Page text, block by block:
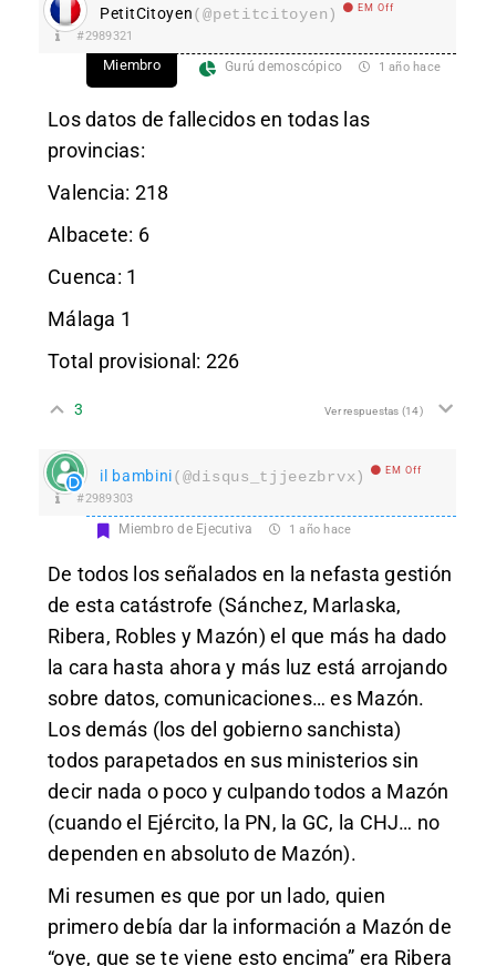
PetitCitoyen(@petitcitoyen) EM Off
#2989321
Miembro Gurú demoscópico 1 año hace
Los datos de fallecidos en todas las
provincias:
Valencia: 218
Albacete: 6
Cuenca: 1
Málaga 1
Total provisional: 226
3 Ver respuestas (14)
il bambini(@disqus_tjjeezbrvx) EM Off
#2989303
Miembro de Ejecutiva 1 año hace
De todos los señalados en la nefasta gestión
de esta catástrofe (Sánchez, Marlaska,
Ribera, Robles y Mazón) el que más ha dado
la cara hasta ahora y más luz está arrojando
sobre datos, comunicaciones… es Mazón.
Los demás (los del gobierno sanchista)
todos parapetados en sus ministerios sin
decir nada o poco y culpando todos a Mazón
(cuando el Ejército, la PN, la GC, la CHJ… no
dependen en absoluto de Mazón).
Mi resumen es que por un lado, quien
primero debía dar la información a Mazón de
“oye, que se te viene esto encima” era Ribera